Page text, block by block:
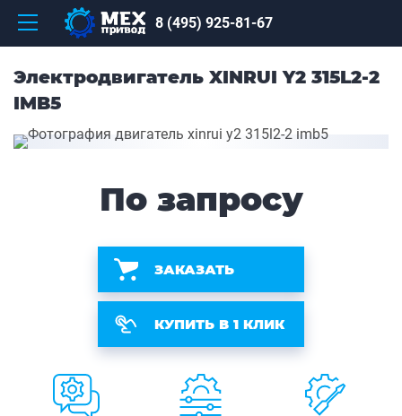
8 (495) 925-81-67
Электродвигатель XINRUI Y2 315L2-2
IMB5
По запросу
ЗАКАЗАТЬ
КУПИТЬ В 1 КЛИК